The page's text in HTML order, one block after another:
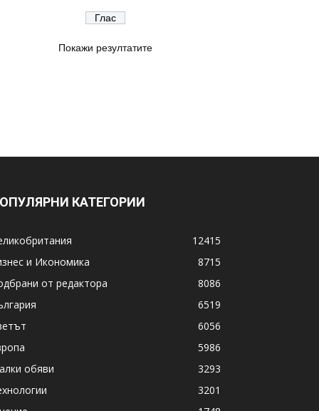
Покажи резултатите
КАТЕГОРИИ
12415
и Икономика
8715
от редактора
8086
6519
6056
5986
обяви
3293
3201